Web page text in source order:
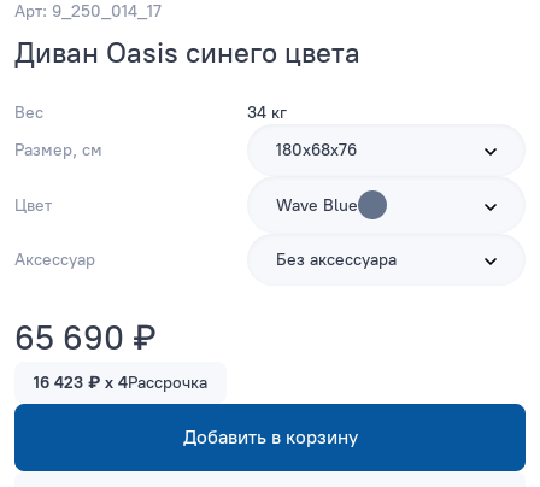
Арт: 9_250_014_17
Диван Oasis синего цвета
Вес
34 кг
Размер, см
180х68х76
Цвет Wave Blue
Аксессуар Без аксессуара
65 690 ₽
16 423 ₽ x 4Рассрочка
Добавить в корзину